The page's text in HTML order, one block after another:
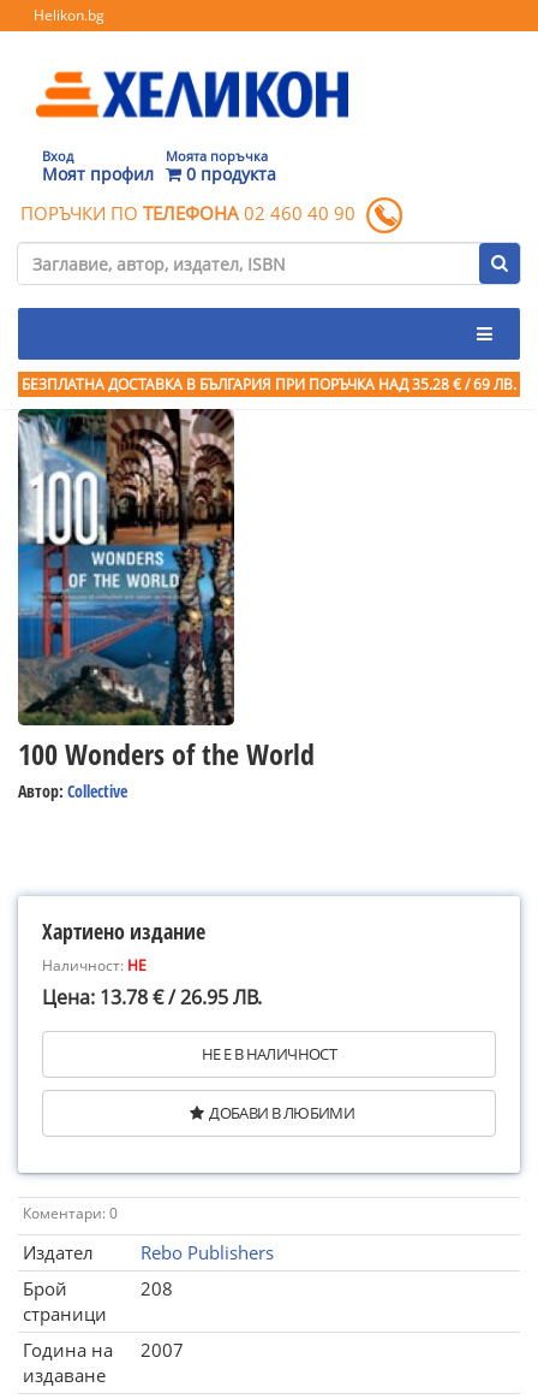
Helikon.bg
Вход
Моят профил
Моята поръчка
0 продукта
ПОРЪЧКИ ПО ТЕЛЕФОНА 02 460 40 90
БЕЗПЛАТНА ДОСТАВКА В БЪЛГАРИЯ ПРИ ПОРЪЧКА НАД 35.28 € / 69 ЛВ.
100 Wonders of the World
Автор: Collective
Хартиено издание
Наличност: НЕ
Цена: 13.78 € / 26.95 ЛВ.
НЕ Е В НАЛИЧНОСТ
ДОБАВИ В ЛЮБИМИ
Коментари: 0
Издател
Rebo Publishers
Брой
страници
208
Година на
издаване
2007